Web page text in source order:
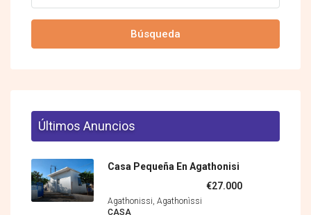
Búsqueda
Últimos Anuncios
Casa Pequeña En Agathonisi
€27.000
Agathonissi, Agathonìssi
CASA